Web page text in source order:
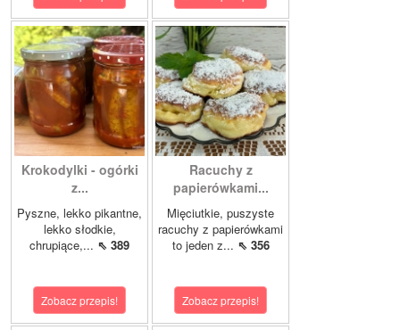
Krokodylki - ogórki
z...
Pyszne, lekko pikantne,
lekko słodkie,
chrupiące,... ⇖ 389
Zobacz przepis!
Racuchy z
papierówkami...
Mięciutkie, puszyste
racuchy z papierówkami
to jeden z... ⇖ 356
Zobacz przepis!